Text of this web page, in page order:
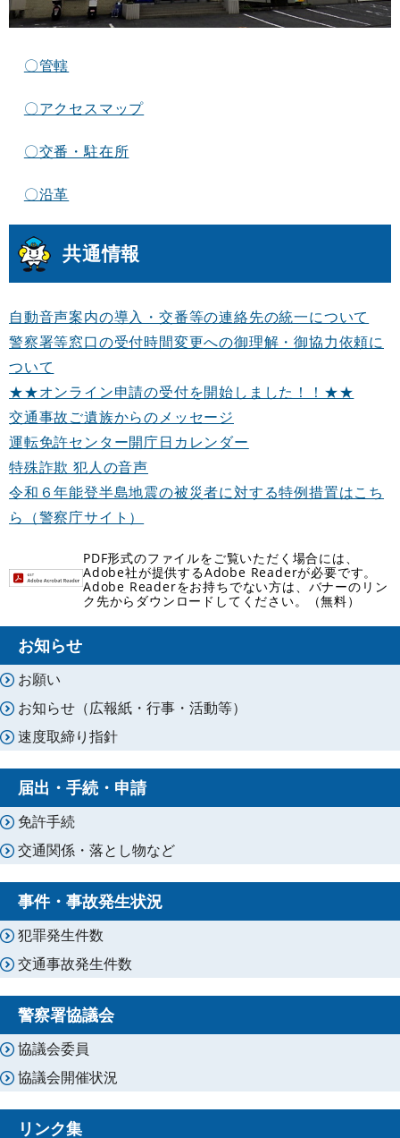
〇管轄
〇アクセスマップ
〇交番・駐在所
〇沿革
共通情報
自動音声案内の導入・交番等の連絡先の統一について
警察署等窓口の受付時間変更への御理解・御協力依頼に
ついて
★★オンライン申請の受付を開始しました！！★★
交通事故ご遺族からのメッセージ
運転免許センター開庁日カレンダー
特殊詐欺 犯人の音声
令和６年能登半島地震の被災者に対する特例措置はこち
ら（警察庁サイト）
PDF形式のファイルをご覧いただく場合には、
Adobe社が提供するAdobe Readerが必要です。
Adobe Readerをお持ちでない方は、バナーのリン
ク先からダウンロードしてください。（無料）
お知らせ
お願い
お知らせ（広報紙・行事・活動等）
速度取締り指針
届出・手続・申請
免許手続
交通関係・落とし物など
事件・事故発生状況
犯罪発生件数
交通事故発生件数
警察署協議会
協議会委員
協議会開催状況
リンク集